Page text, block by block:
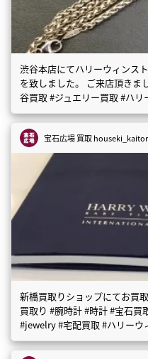
渋谷本店にてハリーウィンス
を致しました。 ご来店頂きま
谷買取 #ジュエリー買取 #ハリ
宝石広場 買取
新橋買取りショップにてお買
買取り #腕時計 #時計 #宝石
#jewelry #宅配買取 #ハリーウ